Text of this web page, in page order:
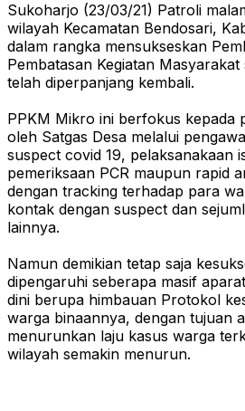
Sukoharjo (23/03/21) Patroli
wilayah Kecamatan Bendosari,
dalam rangka mensukseskan
Pembatasan Kegiatan
telah diperpanjang kembali.
PPKM Mikro ini berfokus kepada
oleh Satgas Desa melalui
suspect covid 19, pelaksanakaan
pemeriksaan PCR maupun rapid
dengan tracking terhadap para
kontak dengan suspect dan
lainnya.
Namun demikian tetap saja
dipengaruhi seberapa masif
dini berupa himbauan Protokol
warga binaannya, dengan tujuan
menurunkan laju kasus warga
wilayah semakin menurun.